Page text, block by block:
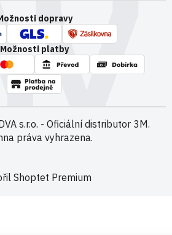
osoby
dopravy
Možnosti platby
Shoptet Premium
s.r.o. - Oficiální distributor 3M.
práva vyhrazena.